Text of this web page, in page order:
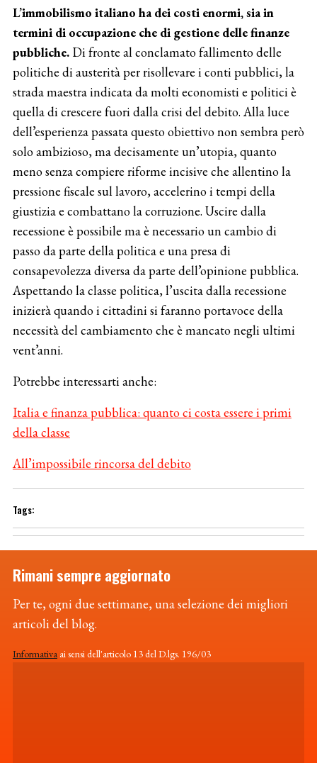
L’immobilismo italiano ha dei costi enormi, sia in
termini di occupazione che di gestione delle finanze
pubbliche.Di fronte al conclamato fallimento delle
politiche di austerità per risollevare i conti pubblici, la
strada maestra indicata da molti economisti e politici è
quella di crescere fuori dalla crisi del debito. Alla luce
dell’esperienza passata questo obiettivo non sembra però
solo ambizioso, ma decisamente un’utopia, quanto
meno senza compiere riforme incisive che allentino la
pressione fiscale sul lavoro, accelerino i tempi della
giustizia e combattano la corruzione. Uscire dalla
recessione è possibile ma è necessario un cambio di
passo da parte della politica e una presa di
consapevolezza diversa da parte dell’opinione pubblica.
Aspettando la classe politica, l’uscita dalla recessione
inizierà quando i cittadini si faranno portavoce della
necessità del cambiamento che è mancato negli ultimi
vent’anni.
Potrebbe interessarti anche:
Italia e finanza pubblica: quanto ci costa essere i primi
della classe
All’impossibile rincorsa del debito
Rimani sempre aggiornato
Per te, ogni due settimane, una selezione dei migliori
articoli del blog.
Informativaai sensi dell'articolo 13 del D.lgs. 196/03